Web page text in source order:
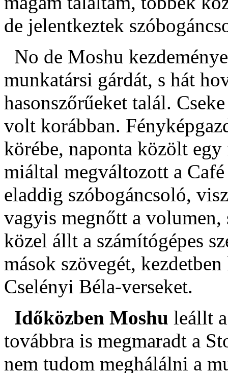
de jelentkeztek
No de Moshu
munkatársi gárdát, s hát
hasonszőrűeket talál.
volt korábban.
körébe, naponta közölt
miáltal megváltozott a
eladdig szóbogáncsoló,
vagyis megnőtt a volumen,
közel állt a számítógépes
mások szövegét,
Cselényi Béla-verseket.
Időközben Moshu leállt
továbbra is megmaradt a
nem tudom meghálálni a